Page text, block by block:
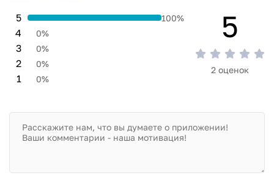
1 0%
2 0%
3 0%
4 0%
5 100% 5
2 оценок